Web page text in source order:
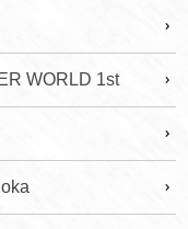
WORLD 1st